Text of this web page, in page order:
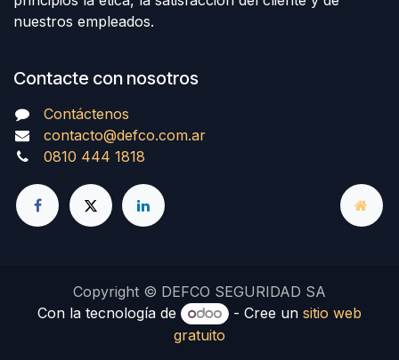
nuestros empleados.
Contacte con nosotros
Contáctenos
contacto@defco.com.ar
0810 444 1818
Copyright © DEFCO SEGURIDAD SA
Con la tecnología de
- Cree unsitio web
gratuito